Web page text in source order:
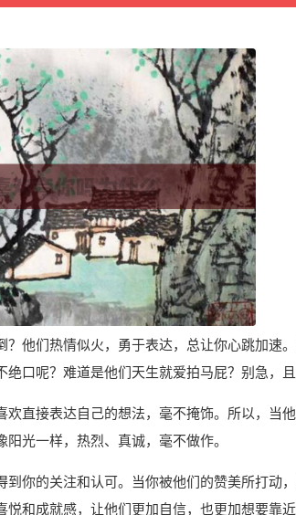
他们热情似火，勇于表达，总让你心跳加速
口呢？难道是他们天生就爱拍马屁？别急，且
直接表达自己的想法，毫不掩饰。所以，当
光一样，热烈、真诚，毫不做作。
你的关注和认可。当你被他们的赞美所打动
和成就感，让他们更加自信，也更加想要靠近